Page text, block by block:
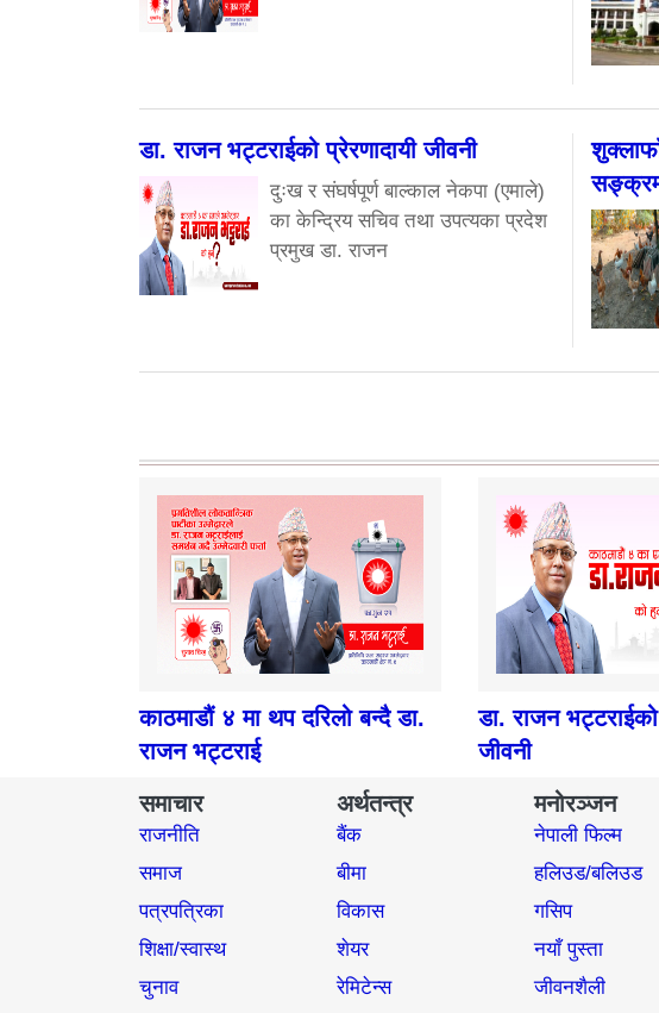
डा. राजन भट्टराईको प्रेरणादायी जीवनी
दुःख र संघर्षपूर्ण बाल्काल नेकपा (एमाले)
का केन्द्रिय सचिव तथा उपत्यका प्रदेश
प्रमुख डा. राजन
काठमाडौं ४ मा थप दरिलो बन्दै डा.
राजन भट्टराई
डा. राजन भट्टराईको
जीवनी
समाचार
राजनीति
समाज​
पत्रपत्रिका
शिक्षा/स्वास्थ
चुनाव
अर्थतन्त्र
बैंक
बीमा
विकास
शेयर
रेमिटेन्स
मनोरञ्जन
नेपाली फिल्म
हलिउड/बलिउड
गसिप
नयाँ पुस्ता
जीवनशैली